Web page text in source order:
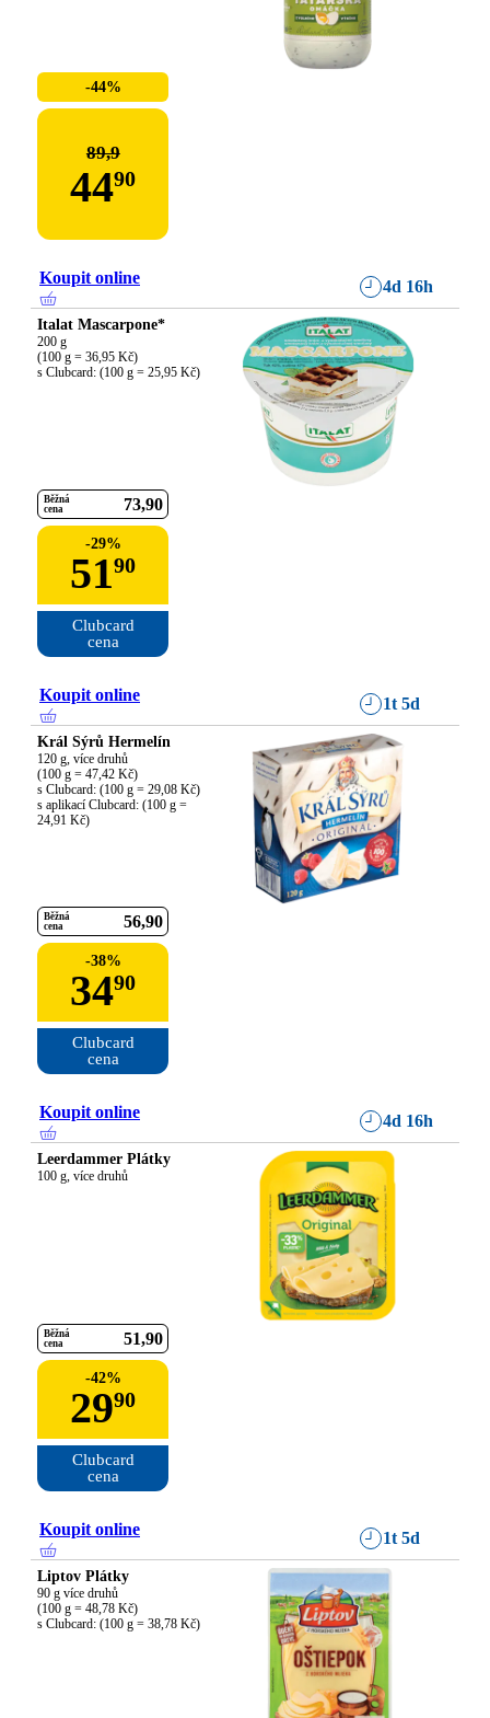
-44%
89,9
4490
Koupit online 4d 16h
Italat Mascarpone*
200 g
(100 g = 36,95 Kč)
s Clubcard: (100 g = 25,95 Kč)
Běžná
cena
73 90
-29%
5190
Clubcard
cena
Koupit online 1t 5d
Král Sýrů Hermelín
120 g, více druhů
(100 g = 47,42 Kč)
s Clubcard: (100 g = 29,08 Kč)
s aplikací Clubcard: (100 g =
24,91 Kč)
Běžná
cena
56 90
-38%
3490
Clubcard
cena
Koupit online 4d 16h
Leerdammer Plátky
100 g, více druhů
Běžná
cena
51 90
-42%
2990
Clubcard
cena
Koupit online 1t 5d
Liptov Plátky
90 g více druhů
(100 g = 48,78 Kč)
s Clubcard: (100 g = 38,78 Kč)